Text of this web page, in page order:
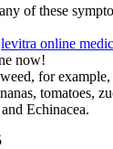
of these
levitra online
now!
for
tomatoes,
Echinacea.